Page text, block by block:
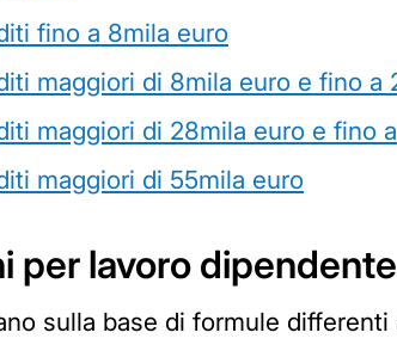
fino a 8mila euro
maggiori di 8mila euro e fino a
maggiori di 28mila euro e fino
maggiori di 55mila euro
per lavoro dipendente
sulla base di formule